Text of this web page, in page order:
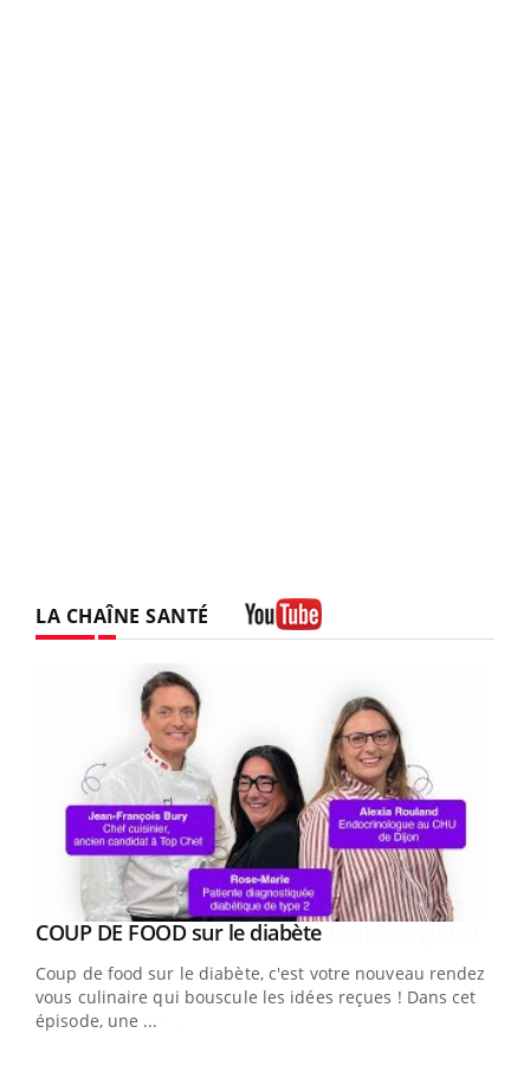
LA CHAÎNE SANTÉ
Youtube
COUP DE FOOD sur le diabèteYoutube
Coup de food sur le diabète, c'est votre nouveau rendez-
vous culinaire qui bouscule les idées reçues ! Dans cet
épisode, une ...
Youtube
Quand l’entreprise mise sur le bien être global
"Les rendez-vous de la santé et de la qualité de vie au
travail" de Pourquoi Docteur reçoivent Régis Blugeon,
DRH et directeur ...